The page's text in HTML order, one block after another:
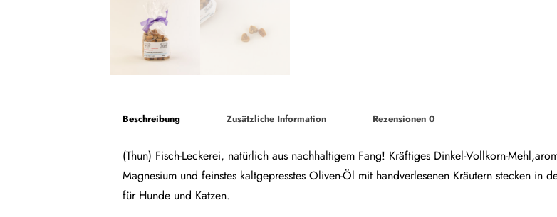
Beschreibung Zusätzliche Information Rezensionen 0
(Thun) Fisch-Leckerei, natürlich aus nachhaltigem Fang! Kräftiges Dinkel-Vollkorn-
Magnesium und feinstes kaltgepresstes Oliven-Öl mit handverlesenen Kräutern stecken in
für Hunde und Katzen.